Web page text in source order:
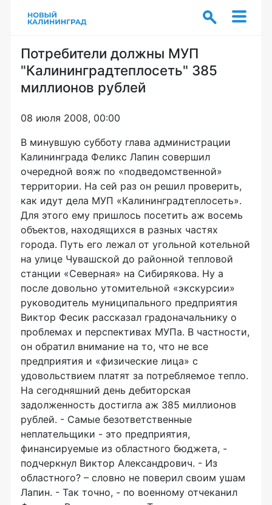
Потребители должны МУП
"Калининградтеплосеть" 385
миллионов рублей
08 июля 2008, 00:00
В минувшую субботу глава администрации
Калининграда Феликс Лапин совершил
очередной вояж по «подведомственной»
территории. На сей раз он решил проверить,
как идут дела МУП «Калининградтеплосеть».
Для этого ему пришлось посетить аж восемь
объектов, находящихся в разных частях
города. Путь его лежал от угольной котельной
на улице Чувашской до районной тепловой
станции «Северная» на Сибирякова. Ну а
после довольно утомительной «экскурсии»
руководитель муниципального предприятия
Виктор Фесик рассказал градоначальнику о
проблемах и перспективах МУПа. В частности,
он обратил внимание на то, что не все
предприятия и «физические лица» с
удовольствием платят за потребляемое тепло.
На сегодняшний день дебиторская
задолженность достигла аж 385 миллионов
рублей. - Самые безответственные
неплательщики - это предприятия,
финансируемые из областного бюджета, -
подчеркнул Виктор Александрович. - Из
областного? – словно не поверил своим ушам
Лапин. - Так точно, - по военному отчеканил